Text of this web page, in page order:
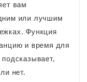
вам
или лучшим
Функция
​​и время для
нет.